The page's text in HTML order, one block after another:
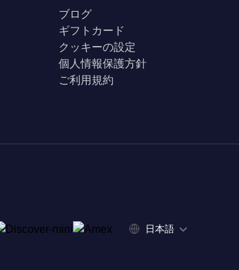
ブログ
ギフトカード
クッキーの設定
個人情報保護方針
ご利用規約
日本語